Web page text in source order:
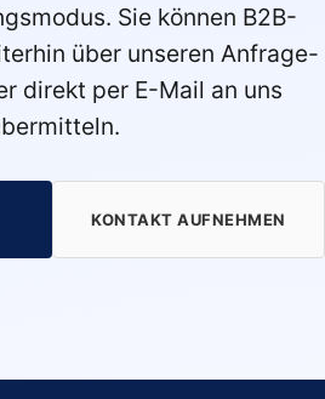
Sie können B2B-
über unseren Anfrage-
direkt per E-Mail an uns
KONTAKT AUFNEHMEN